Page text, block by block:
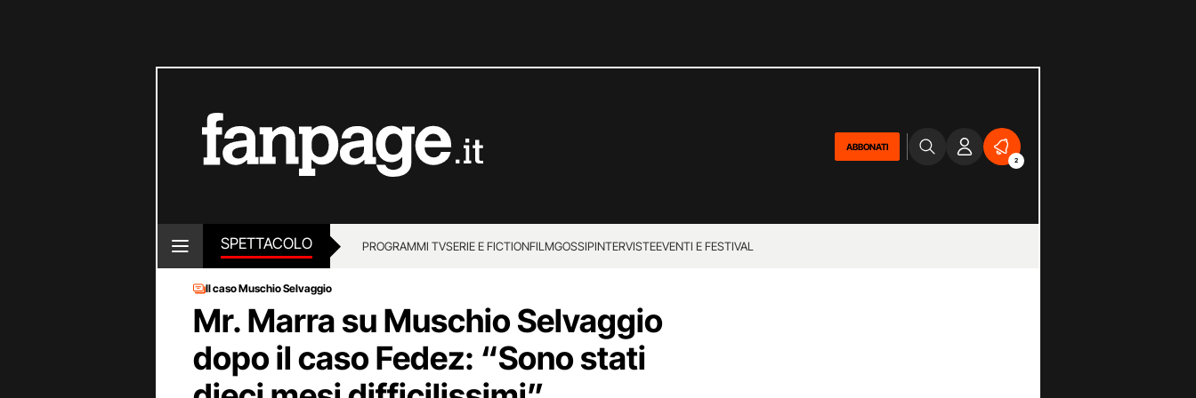
ABBONATI
2
SPETTACOLO PROGRAMMI TVSERIE E FICTIONFILMGOSSIPINTERVISTEEVENTI E FESTIVAL
Il caso Muschio Selvaggio
Mr. Marra su Muschio Selvaggio
dopo il caso Fedez: “Sono stati